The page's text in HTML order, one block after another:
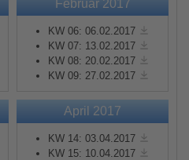
Februar 2017
KW 06: 06.02.2017
KW 07: 13.02.2017
KW 08: 20.02.2017
KW 09: 27.02.2017
April 2017
KW 14: 03.04.2017
KW 15: 10.04.2017